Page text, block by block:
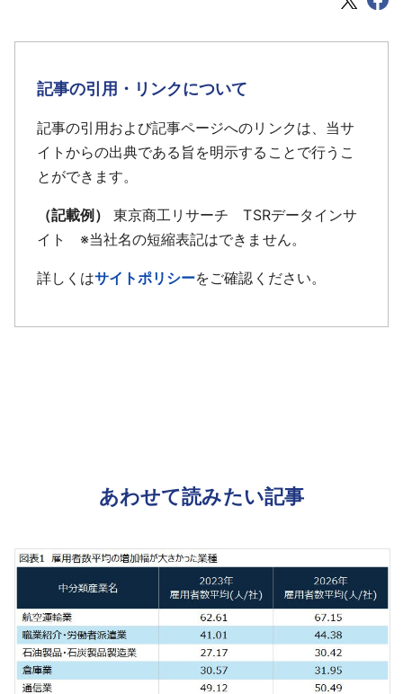
記事の引用・リンクについて
記事の引用および記事ページへのリンクは、当サ
イトからの出典である旨を明示することで行うこ
とができます。
（記載例）
東京商工リサーチ TSRデータインサ
イト ※当社名の短縮表記はできません。
詳しくはサイトポリシーをご確認ください。
あわせて読みたい記事